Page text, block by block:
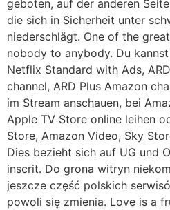
geboten, auf der anderen
die sich in Sicherheit unter
niederschlägt. One of the
nobody to anybody. Du
Netflix Standard with Ads,
channel, ARD Plus Amazon
im Stream anschauen, bei
Apple TV Store online leihen
Store, Amazon Video, Sky
Dies bezieht sich auf UG und
inscrit. Do grona witryn
jeszcze część polskich
powoli się zmienia. Love is a